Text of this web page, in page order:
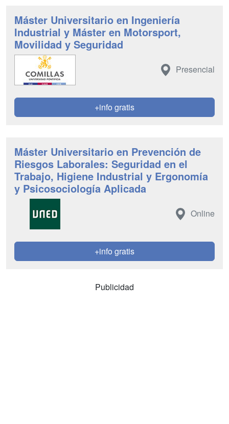
Máster Universitario en Ingeniería
Industrial y Máster en Motorsport,
Movilidad y Seguridad
Presencial
+info gratis
Máster Universitario en Prevención de
Riesgos Laborales: Seguridad en el
Trabajo, Higiene Industrial y Ergonomía
y Psicosociología Aplicada
Online
+info gratis
Publicidad